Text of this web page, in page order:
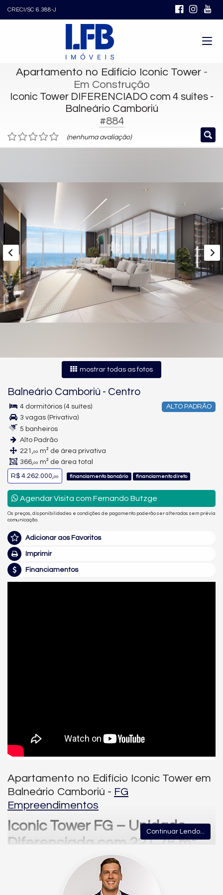
CRECI/SC 6.388-J
Apartamento no Edifício Iconic Tower-
Em Construção
Iconic Tower DIFERENCIADO com 4 suítes -
Balneário Camboriú
#884
(nenhuma avaliação)
mostrar todas as fotos
Balneário Camboriú - Centro
ALTO PADRÃO
4 dormitórios (4 suítes)
3 vagas (Privativa)
5 banheiros
Alto Padrão
221,00 m² de área privativa
366,00 m² de área total
R$ 4.262.000,00 financiamento bancário financiamento direto
Agendar Visita com Fernando Butzge
Os preços, disponibilidades e condições de pagamento poderão ser alterados sem prévia
comunicação.
Adicionar aos Favoritos
Imprimir
Financiamentos
Apartamento no Edifício Iconic Tower em
Balneário Camboriú - FG
Empreendimentos
Iconic Tower FG – Unidade
Diferenciada com 221,78 m²
Privativos | Exclusividade
Máxima no Centro de
Continuar Lendo...